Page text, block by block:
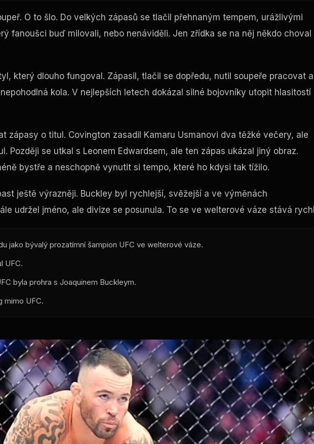
O to šlo. Do velkých zápasů se tlačil přehnaným tempem, urážlivými
fanoušci buď milovali, nebo nenáviděli. Jen zřídka se na něj někdo choval
který dlouho fungoval. Zápasil, tlačil se dopředu, nutil soupeře pracovat a
kola. V nejlepších letech dokázal silné bojovníky utopit hlasitostí
zápasy o titul. Covington zasadil Kamaru Usmanovi dva těžké večery, ale
Později se utkal s Leonem Edwardsem, ale ten zápas ukázal jiný obraz.
bystře a neschopně vynutit si tempo, které ho kdysi tak tížilo.
ještě výrazněji. Buckley byl rychlejší, svěžejší a ve výměnách
udržel jméno, ale divize se posunula. To se ve welterové váze stává
jako bývalý prozatímní šampion UFC ve welterové váze.
UFC.
byla prohra s Joaquinem Buckleym.
mimo UFC.